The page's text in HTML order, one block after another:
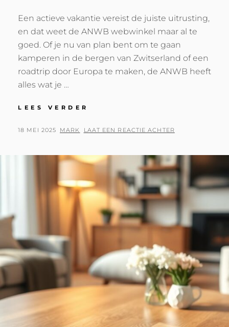
Een actieve vakantie vereist de juiste uitrusting,
en dat weet de ANWB webwinkel maar al te
goed. Of je nu van plan bent om te gaan
kamperen in de bergen van Zwitserland of een
roadtrip door Europa te maken, de ANWB heeft
alles wat je …
LEES VERDER
JE
VOOR
AVONTUURLIJKE
VAKANTIE
ZWITSERLAND
GEPLAATST
18 MEI 2025 BY
MARK LAAT EEN REACTIE ACHTER